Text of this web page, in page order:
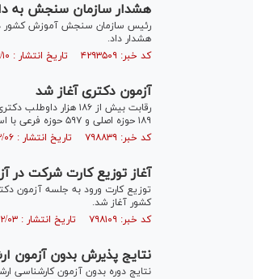
هشدار سازمان سنجش به
رئیس سازمان سنجش آموزش کشور
هشدار داد.
کد خبر: ۴۲۹۳۵۰۹ تاریخ انتشار : ۱۴۰۱/۰۳/۱۰
آزمون دکتری آغاز شد
۱۸۹ حوزه اصلی و ۵۹۷ حوزه فرعی با استفاده از ۵ هزار و ۹۰۵ سالن و کلاس بزرگ آغاز شد.
کد خبر: ۷۹۸۸۳۹ تاریخ انتشار : ۱۴۰۰/۱۲/۰۶
آغاز توزیع کارت شرکت در
کشور آغاز شد.
کد خبر: ۷۹۸۱۰۹ تاریخ انتشار : ۱۴۰۰/۱۲/۰۳
نتایج پذیرش بدون آزمون
نتایج دوره بدون آزمون کارشناسی ارشد ۱۴۰۰ (ویژه استعداد‌های درخشان) دانشگاه آزاد اسلامی